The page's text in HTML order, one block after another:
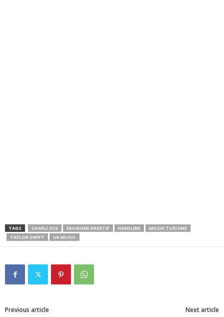
TAGS CHARLI XCX EKONOMI KREATIF HEADLINE
MUSIK TURISME
TAYLOR SWIFT
UK MUSIC
Previous article Next article